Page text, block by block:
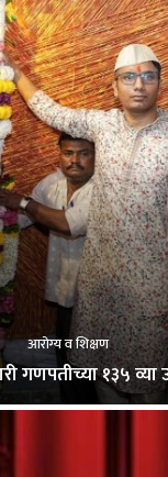
आरोग्य व शिक्षण
गणपतीच्या १३५